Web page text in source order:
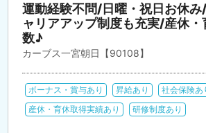
運動経験不問/日曜・祝日お休
ャリアアップ制度も充実/産休・
数♪
カーブス一宮朝日【90108】
ボーナス・賞与あり 昇給あり
社会保険あ
産休・育休取得実績あり
研修制度あり